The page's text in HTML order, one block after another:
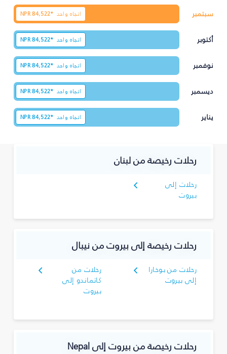
سبتمبر اتجاه واحد NPR84,522*
أكتوبر اتجاه واحد NPR84,522*
نوفمبر اتجاه واحد NPR84,522*
ديسمبر اتجاه واحد NPR84,522*
يناير اتجاه واحد NPR84,522*
رحلات رخيصة من لبنان
رحلات إلى
بيروت
رحلات رخيصة إلى بيروت من نيبال
رحلات من بوخارا
إلى بيروت
رحلات من
كاتماندو إلى
بيروت
رحلات رخيصة من بيروت إلى Nepal